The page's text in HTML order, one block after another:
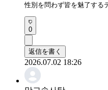
性別を問わず皆を魅了する
0
返信を書く
2026.07.02 18:26